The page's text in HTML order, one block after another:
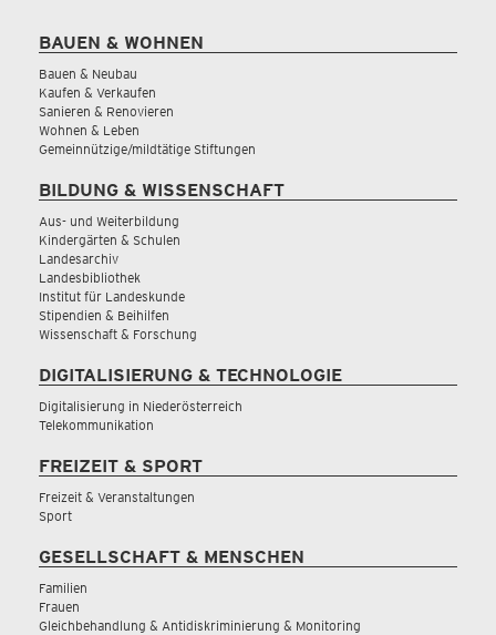
BAUEN & WOHNEN
Bauen & Neubau
Kaufen & Verkaufen
Sanieren & Renovieren
Wohnen & Leben
Gemeinnützige/mildtätige Stiftungen
BILDUNG & WISSENSCHAFT
Aus- und Weiterbildung
Kindergärten & Schulen
Landesarchiv
Landesbibliothek
Institut für Landeskunde
Stipendien & Beihilfen
Wissenschaft & Forschung
DIGITALISIERUNG & TECHNOLOGIE
Digitalisierung in Niederösterreich
Telekommunikation
FREIZEIT & SPORT
Freizeit & Veranstaltungen
Sport
GESELLSCHAFT & MENSCHEN
Familien
Frauen
Gleichbehandlung & Antidiskriminierung & Monitoring